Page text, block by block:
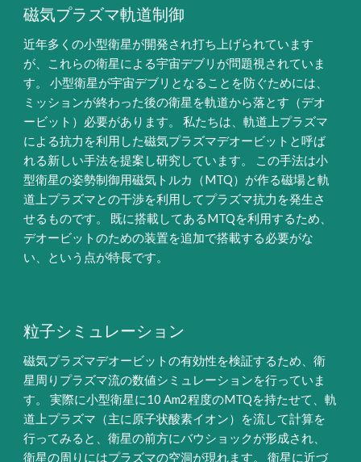
磁気プラズマ軌道制御
近年多くの小型衛星が開発され打ち上げられています
が、これらの衛星による宇宙デブリが問題視されていま
す。 小型衛星が宇宙デブリとなることを防ぐためには、
ミッションが終わった後の衛星を軌道から落とす（デオ
ービット）必要があります。 私たちは、軌道上プラズマ
による抗力を利用した磁気プラズマデオービットと呼ば
れる新しい手法を提案し研究しています。 この手法は小
型衛星の姿勢制御用磁気トルカ（MTQ）が作る磁場と軌
道上プラズマとの干渉を利用してプラズマ抗力を発生さ
せるものです。 既に搭載してあるMTQを利用するため、
デオービットのための装置を追加で搭載する必要がな
い、という点が特長です。
粒子シミュレーション
磁気プラズマデオービットの有効性を検証するため、衛
星周りプラズマ流の数値シミュレーションを行っていま
す。 実際に小型衛星に10 Am2程度のMTQを持たせて、軌
道上プラズマ（主に原子状酸素イオン）を流して計算を
行ってみると、衛星の前方にバウショックが形成され、
衛星の周りにはプラズマの空洞が現れます。 衛星に近づ